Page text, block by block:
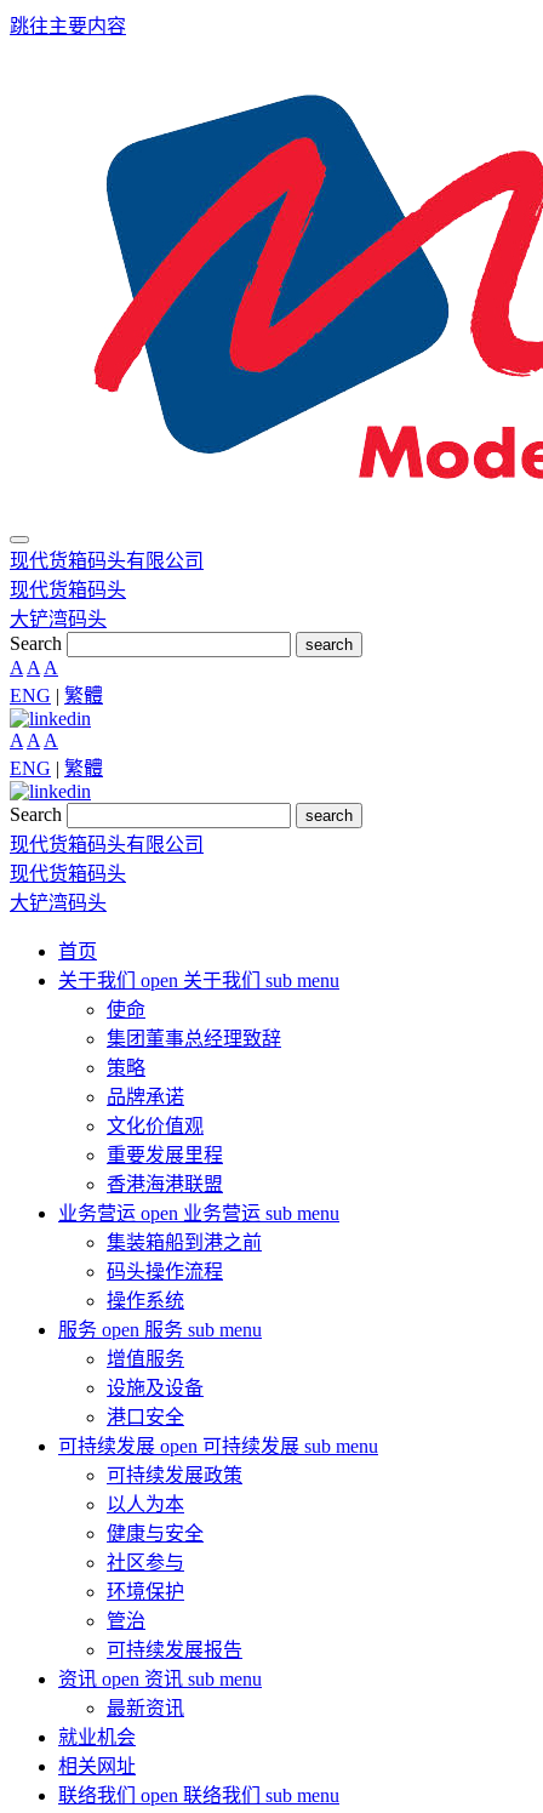
跳往主要内容
现代货箱码头有限公司
现代货箱码头
大铲湾码头
Search
search
A A A
ENG | 繁體
A A A
ENG | 繁體
Search search
现代货箱码头有限公司
现代货箱码头
大铲湾码头
首页
关于我们 open 关于我们 sub menu
使命
集团董事总经理致辞
策略
品牌承诺
文化价值观
重要发展里程
香港海港联盟
业务营运 open 业务营运 sub menu
集装箱船到港之前
码头操作流程
操作系统
服务 open 服务 sub menu
增值服务
设施及设备
港口安全
可持续发展 open 可持续发展 sub menu
可持续发展政策
以人为本
健康与安全
社区参与
环境保护
管治
可持续发展报告
资讯 open 资讯 sub menu
最新资讯
就业机会
相关网址
联络我们 open 联络我们 sub menu